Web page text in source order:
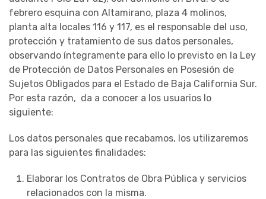
febrero esquina con Altamirano, plaza 4 molinos,
planta alta locales 116 y 117, es el responsable del uso,
protección y tratamiento de sus datos personales,
observando íntegramente para ello lo previsto en la Ley
de Protección de Datos Personales en Posesión de
Sujetos Obligados para el Estado de Baja California Sur.
Por esta razón, da a conocer a los usuarios lo
siguiente:
Los datos personales que recabamos, los utilizaremos
para las siguientes finalidades:
Elaborar los Contratos de Obra Pública y servicios
relacionados con la misma.